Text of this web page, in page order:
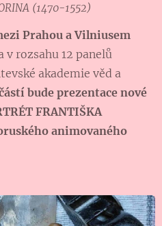
(1470-1552)
Prahou a Vilniusem
rozsahu 12 panelů
akademie věd a
bude prezentace nové
FRANTIŠKA
animovaného